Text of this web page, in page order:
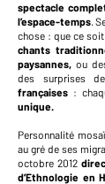
spectacle
l’espace-temps.
chose : que ce
chants
paysannes, ou
des surprises
françaises :
unique.
Personnalité
au gré de ses
octobre 2012
d’Ethnologie en